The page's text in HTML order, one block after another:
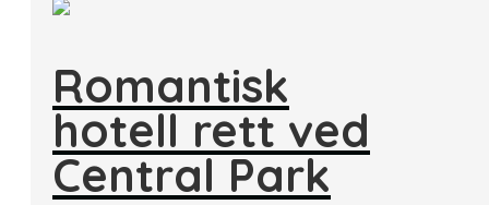
Romantisk
hotell rett ved
Central Park